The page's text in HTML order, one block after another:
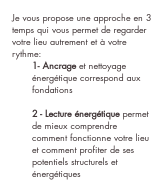
Je vous propose une approche en 3
temps qui vous permet de regarder
votre lieu autrement et à votre
rythme:
1- Ancrageet nettoyage
énergétique correspond aux
fondations
2 - Lecture énergétiquepermet
de mieux comprendre
comment fonctionne votre lieu
et comment profiter de ses
potentiels structurels et
énergétiques